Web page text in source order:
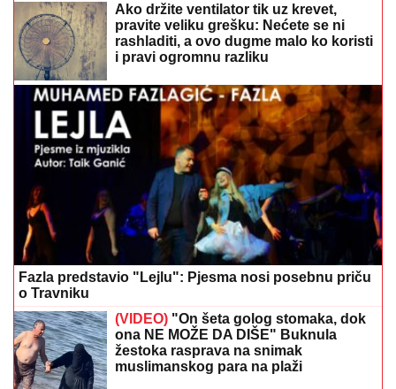
Ako držite ventilator tik uz krevet,
pravite veliku grešku: Nećete se ni
rashladiti, a ovo dugme malo ko koristi
i pravi ogromnu razliku
Fazla predstavio "Lejlu": Pjesma nosi posebnu priču
o Travniku
(VIDEO) "On šeta golog stomaka, dok
ona NE MOŽE DA DIŠE" Buknula
žestoka rasprava na snimak
muslimanskog para na plaži